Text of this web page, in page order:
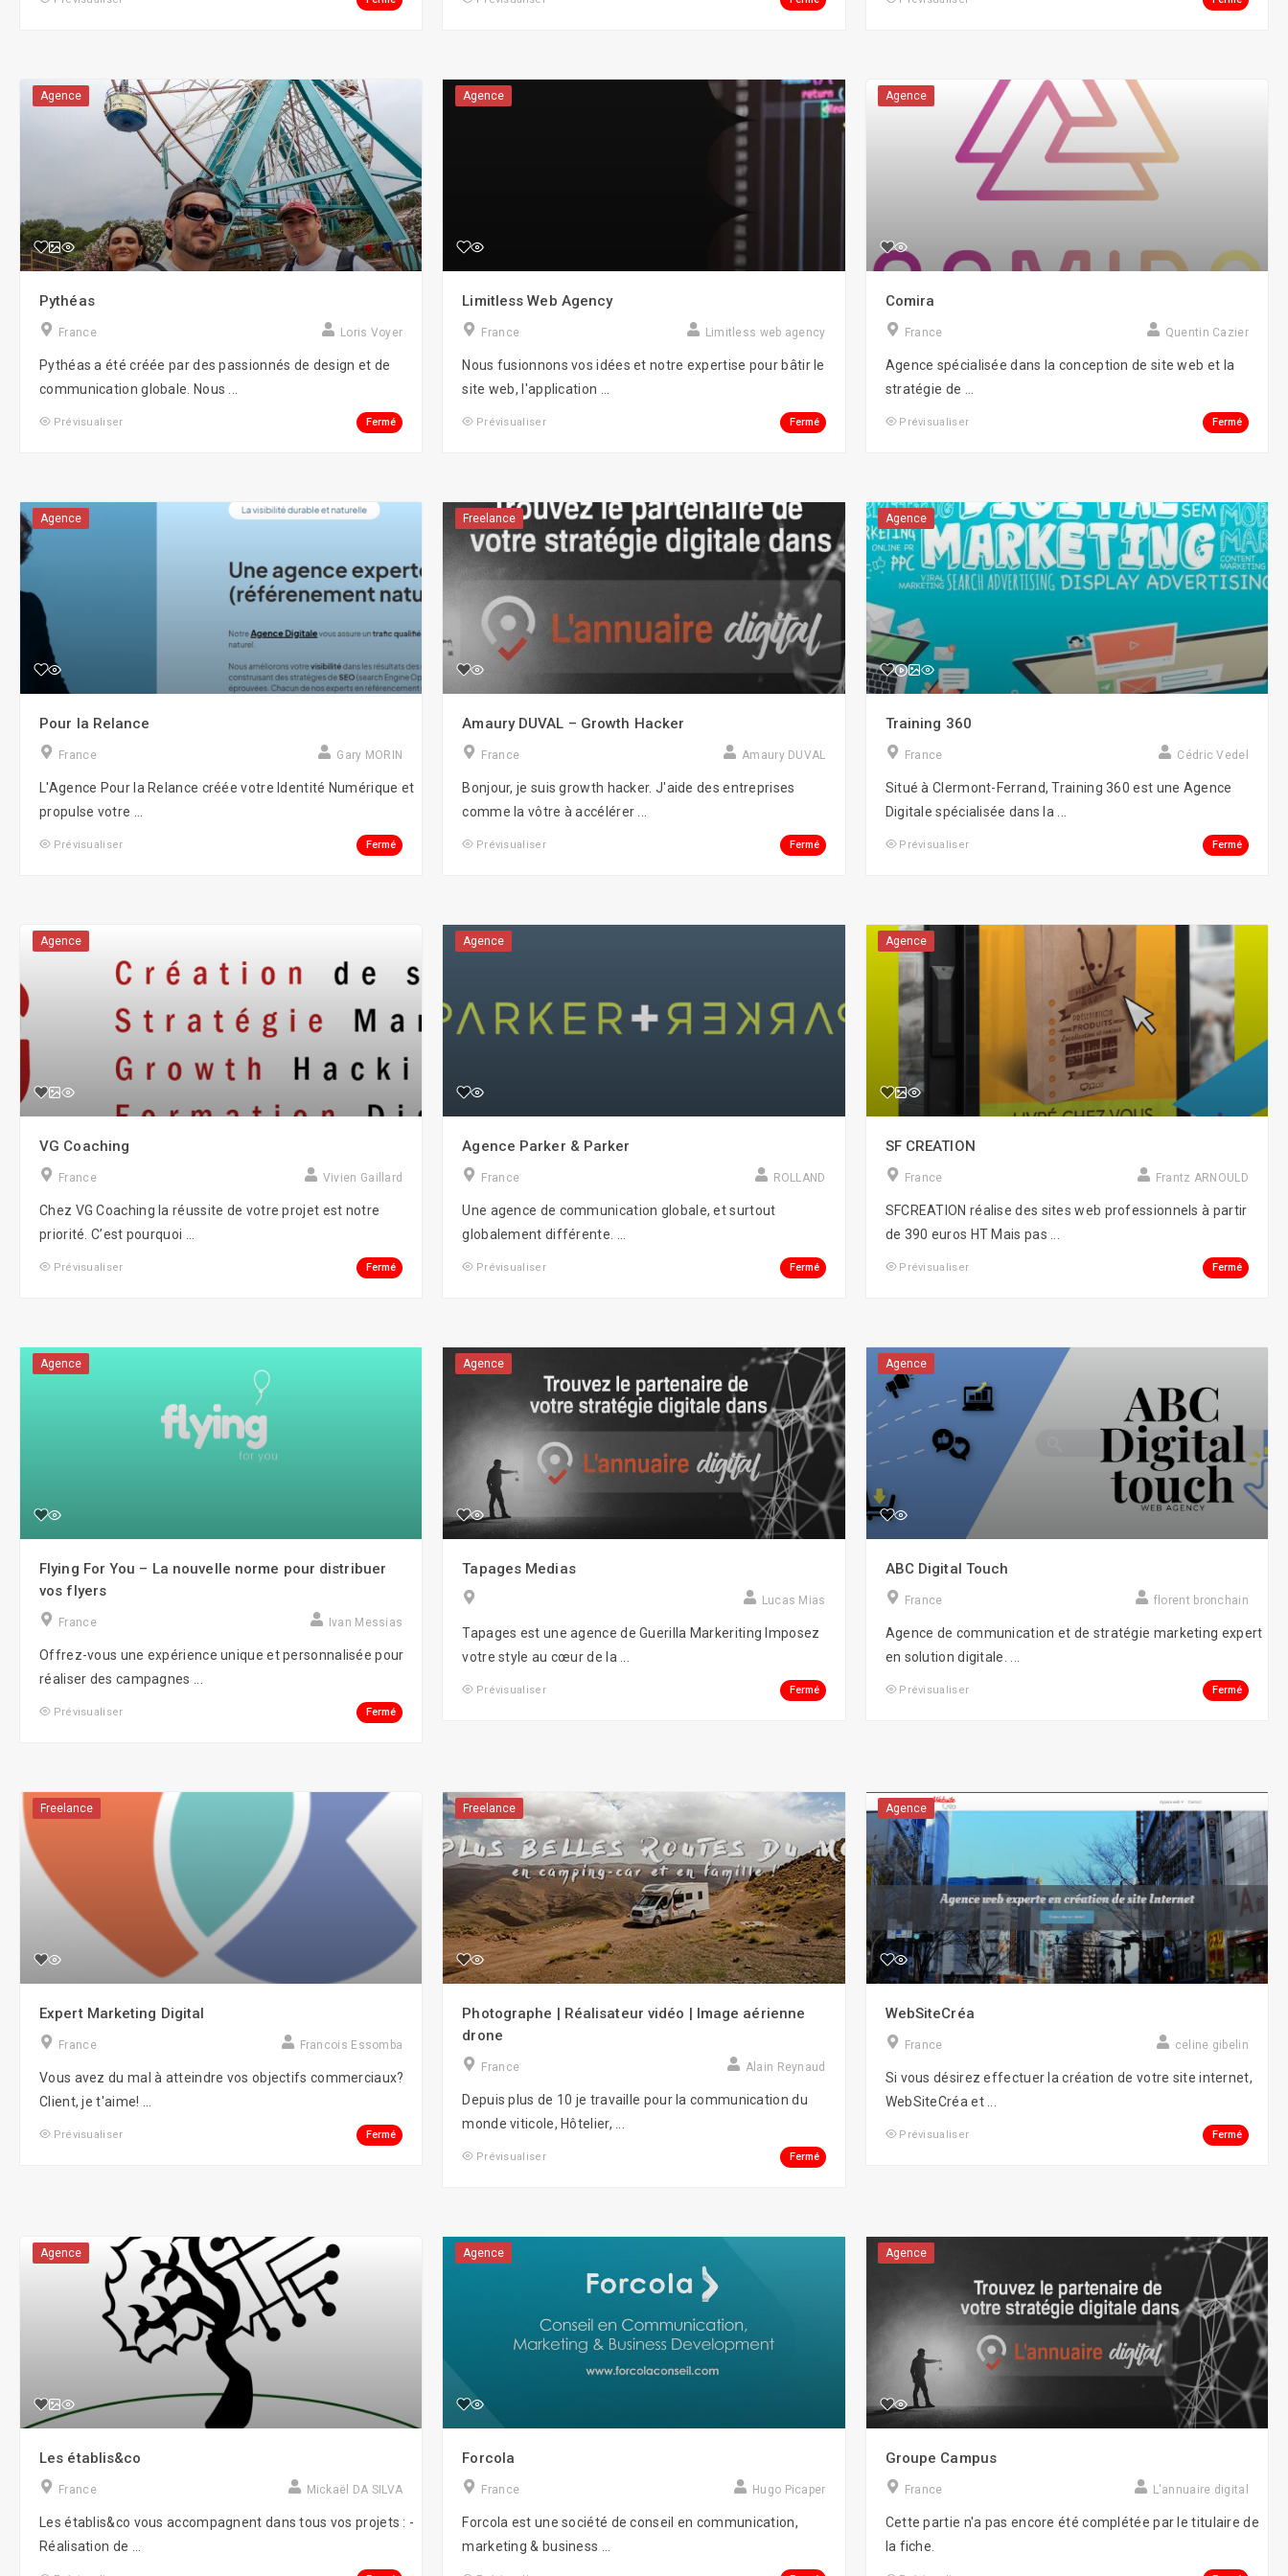
Street Marketing Visites virtuelles/360° Voice/Chatbots
Webmarketing
Agence
Pythéas
France Loris Voyer
Pythéas a été créée par des passionnés de design et de
communication globale. Nous ...
Prévisualiser Fermé
Agence
Limitless Web Agency
France Limitless web agency
Nous fusionnons vos idées et notre expertise pour bâtir le
site web, l'application ...
Prévisualiser Fermé
Agence
Comira
France Quentin Cazier
Agence spécialisée dans la conception de site web et la
stratégie de ...
Prévisualiser Fermé
Agence
Pour la Relance
France Gary MORIN
L'Agence Pour la Relance créée votre Identité Numérique et
propulse votre ...
Prévisualiser Fermé
Freelance
Amaury DUVAL – Growth Hacker
France Amaury DUVAL
Bonjour, je suis growth hacker. J'aide des entreprises
comme la vôtre à accélérer ...
Prévisualiser Fermé
Agence
Training 360
France Cédric Vedel
Situé à Clermont-Ferrand, Training 360 est une Agence
Digitale spécialisée dans la ...
Prévisualiser Fermé
Agence
VG Coaching
France Vivien Gaillard
Chez VG Coaching la réussite de votre projet est notre
priorité. C’est pourquoi ...
Prévisualiser Fermé
Agence
Agence Parker & Parker
France ROLLAND
Une agence de communication globale, et surtout
globalement différente. ...
Prévisualiser Fermé
Agence
SF CREATION
France Frantz ARNOULD
SFCREATION réalise des sites web professionnels à partir
de 390 euros HT Mais pas ...
Prévisualiser Fermé
Agence
Flying For You – La nouvelle norme pour distribuer
vos flyers
France Ivan Messias
Offrez-vous une expérience unique et personnalisée pour
réaliser des campagnes ...
Prévisualiser Fermé
Agence
Tapages Medias
Lucas Mias
Tapages est une agence de Guerilla Markeriting Imposez
votre style au cœur de la ...
Prévisualiser Fermé
Agence
ABC Digital Touch
France florent bronchain
Agence de communication et de stratégie marketing expert
en solution digitale. ...
Prévisualiser Fermé
Freelance
Expert Marketing Digital
France Francois Essomba
Vous avez du mal à atteindre vos objectifs commerciaux?
Client, je t'aime! ...
Prévisualiser Fermé
Freelance
Photographe | Réalisateur vidéo | Image aérienne
drone
France Alain Reynaud
Depuis plus de 10 je travaille pour la communication du
monde viticole, Hôtelier, ...
Prévisualiser Fermé
Agence
WebSiteCréa
France celine gibelin
Si vous désirez effectuer la création de votre site internet,
WebSiteCréa et ...
Prévisualiser Fermé
Agence
Les établis&co
France Mickaël DA SILVA
Les établis&co vous accompagnent dans tous vos projets : -
Réalisation de ...
Agence
Forcola
France Hugo Picaper
Forcola est une société de conseil en communication,
marketing & business ...
Agence
Groupe Campus
France L'annuaire digital
Cette partie n'a pas encore été complétée par le titulaire de
la fiche.